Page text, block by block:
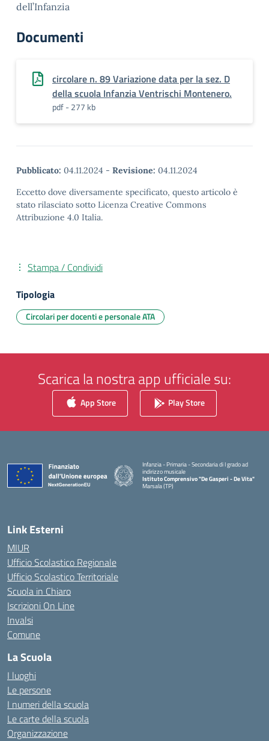
dell’Infanzia
Documenti
circolare n. 89 Variazione data per la sez. D
della scuola Infanzia Ventrischi Montenero.
pdf - 277 kb
Pubblicato: 04.11.2024 - Revisione: 04.11.2024
Eccetto dove diversamente specificato, questo articolo è
stato rilasciato sotto Licenza Creative Commons
Attribuzione 4.0 Italia.
Stampa / Condividi
Tipologia
Circolari per docenti e personale ATA
Scarica la nostra app ufficiale su:
App Store Play Store
Infanzia - Primaria - Secondaria di I grado ad
indirizzo musicale
Istituto Comprensivo "De Gasperi - De Vita"
Marsala (TP)
Link Esterni
MIUR
Ufficio Scolastico Regionale
Ufficio Scolastico Territoriale
Scuola in Chiaro
Iscrizioni On Line
Invalsi
Comune
La Scuola
I luoghi
Le persone
I numeri della scuola
Le carte della scuola
Organizzazione